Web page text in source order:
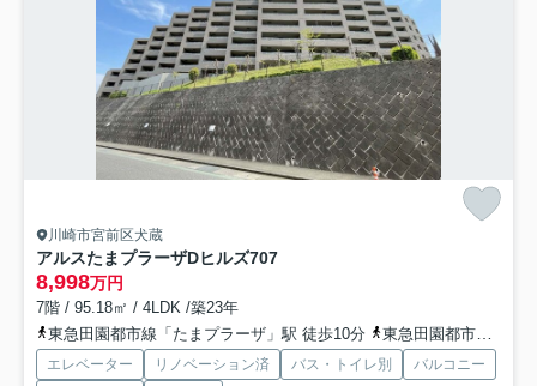
川崎市宮前区犬蔵
アルスたまプラーザDヒルズ707
8,998万円
7階 / 95.18㎡ / 4LDK /築23年
東急田園都市線「たまプラーザ」駅 徒歩10分
東急田園都市線「鷺沼」駅 徒歩10分
エレベーター リノベーション済 バス・トイレ別
バルコニー